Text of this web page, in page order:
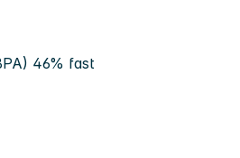
46% fast